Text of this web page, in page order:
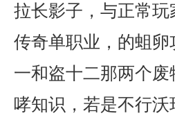
拉长影子，与正常
传奇单职业，的蛆
一和盗十二那两个
哮知识，若是不行沃